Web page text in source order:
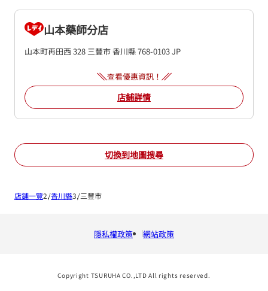
山本藥師分店
山本町再田西 328 三豐市香川縣768-0103JP
查看優惠資訊！
店鋪詳情
切換到地圖搜尋
店鋪一覽 香川縣 三豐市
隱私權政策 網站政策
Copyright TSURUHA CO.,LTD All rights reserved.